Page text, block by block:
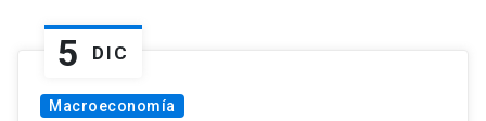
5 DIC
Macroeconomía